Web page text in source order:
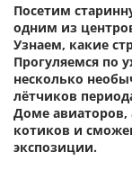
Посетим
одним из
Узнаем, какие
Прогуляемся по
несколько
лётчиков
Доме авиаторов,
котиков и
экспозиции.